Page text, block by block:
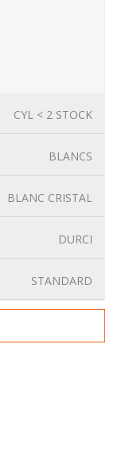
CYL < 2 STOCK
BLANCS
BLANC CRISTAL
DURCI
STANDARD